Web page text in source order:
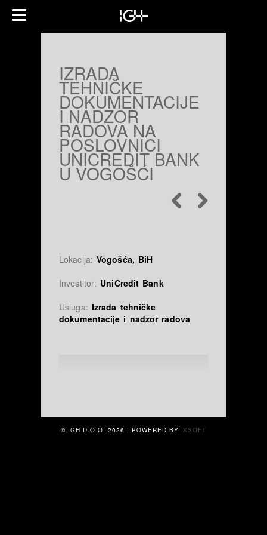
IZRADA
TEHNIČKE
DOKUMENTACIJE
I NADZOR
RADOVA NA
POSLOVNICI
UNICREDIT BANK
U VOGOŠĆI
Lokacija: Vogošća, BiH
Investitor: UniCredit Bank
Usluga: Izrada tehničke
dokumentacije i nadzor radova
© IGH D.O.O. 2026 | POWERED BY: XSOFT